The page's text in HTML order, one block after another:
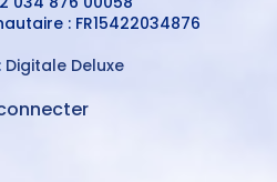
: FR15422034876
Digitale Deluxe